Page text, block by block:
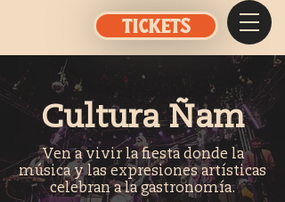
TICKETS
Cultura Ñam
Ven a vivir la fiesta donde la
música y las expresiones artísticas
celebran a la gastronomía.